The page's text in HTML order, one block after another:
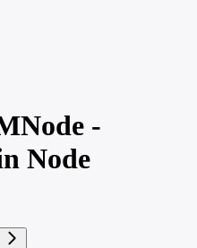
-
Node